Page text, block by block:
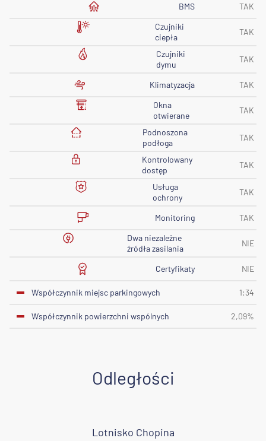
BMS
TAK
Czujniki
ciepła
TAK
Czujniki
dymu
TAK
Klimatyzacja
TAK
Okna
otwierane
TAK
Podnoszona
podłoga
TAK
Kontrolowany
dostęp
TAK
Usługa
ochrony
TAK
Monitoring
TAK
Dwa niezależne
źródła zasilania
NIE
Certyfikaty NIE
Współczynnik miejsc parkingowych 1:34
Współczynnik powierzchni wspólnych 2,09%
Odległości
Lotnisko Chopina